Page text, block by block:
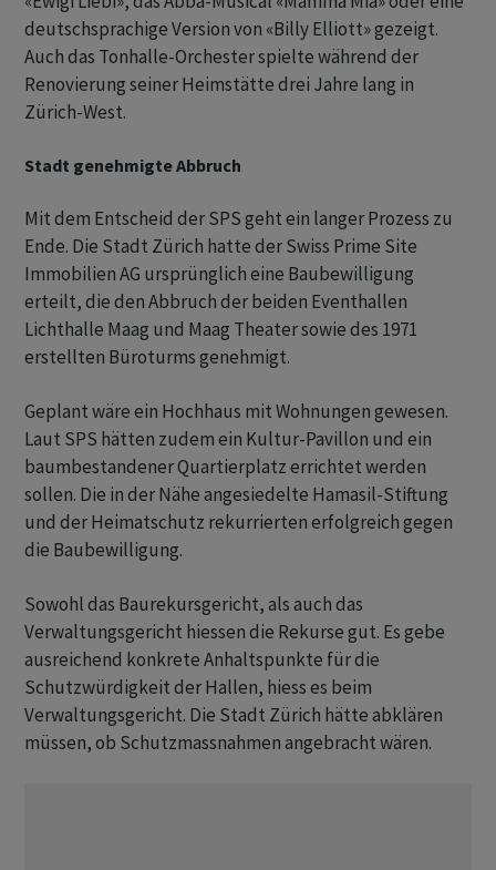
deutschsprachige Version von «Billy Elliott» gezeigt.
Auch das Tonhalle-Orchester spielte während der
Renovierung seiner Heimstätte drei Jahre lang in
Zürich-West.
Stadt genehmigte Abbruch
Mit dem Entscheid der SPS geht ein langer Prozess zu
Ende. Die Stadt Zürich hatte der Swiss Prime Site
Immobilien AG ursprünglich eine Baubewilligung
erteilt, die den Abbruch der beiden Eventhallen
Lichthalle Maag und Maag Theater sowie des 1971
erstellten Büroturms genehmigt.
Geplant wäre ein Hochhaus mit Wohnungen gewesen.
Laut SPS hätten zudem ein Kultur-Pavillon und ein
baumbestandener Quartierplatz errichtet werden
sollen. Die in der Nähe angesiedelte Hamasil-Stiftung
und der Heimatschutz rekurrierten erfolgreich gegen
die Baubewilligung.
Sowohl das Baurekursgericht, als auch das
Verwaltungsgericht hiessen die Rekurse gut. Es gebe
ausreichend konkrete Anhaltspunkte für die
Schutzwürdigkeit der Hallen, hiess es beim
Verwaltungsgericht. Die Stadt Zürich hätte abklären
müssen, ob Schutzmassnahmen angebracht wären.